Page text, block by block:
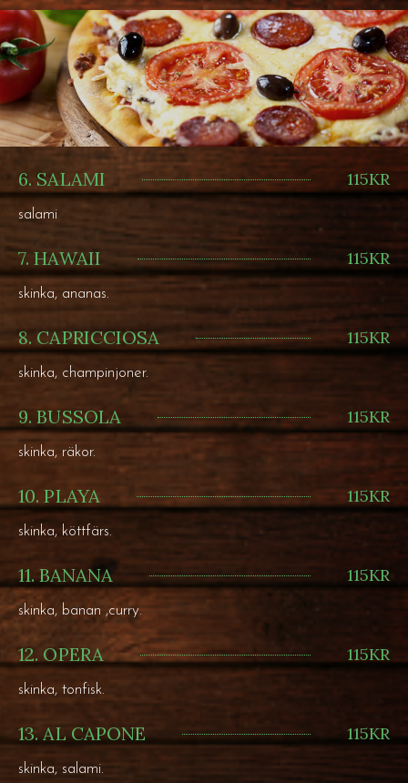
6. SALAMI 115KR
salami
7. HAWAII 115KR
skinka, ananas.
8. CAPRICCIOSA 115KR
skinka, champinjoner.
9. BUSSOLA 115KR
skinka, räkor.
10. PLAYA 115KR
skinka, köttfärs.
11. BANANA 115KR
skinka, banan ,curry.
12. OPERA 115KR
skinka, tonfisk.
13. AL CAPONE 115KR
skinka, salami.